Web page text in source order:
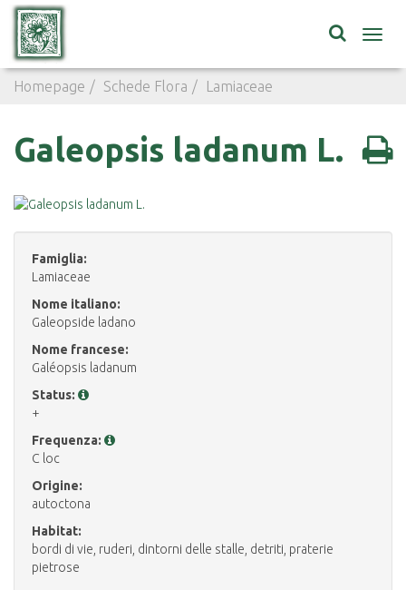
Homepage Schede Flora Lamiaceae
Galeopsis ladanum L.
Famiglia:
Lamiaceae
Nome italiano:
Galeopside ladano
Nome francese:
Galéopsis ladanum
Status:
+
Frequenza:
C loc
Origine:
autoctona
Habitat:
bordi di vie, ruderi, dintorni delle stalle, detriti, praterie
pietrose